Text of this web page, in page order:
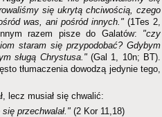
się ukrytą chciwością, czego
was, ani pośród innych." (1Tes 2,
razem pisze do Galatów: "czy
staram się przypodobać? Gdybym
sługą Chrystusa."(Gal 1, 10n; BT).
tłumaczenia dowodzą jedynie tego,
lecz musiał się chwalić:
przechwalał." (2 Kor 11,18)